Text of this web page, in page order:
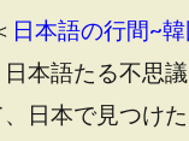
日本語の行間~
本語たる不思
日本で見つけ